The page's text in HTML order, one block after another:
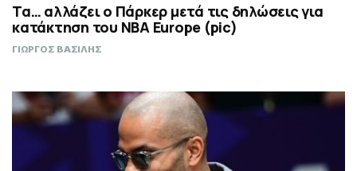
Τα… αλλάζει ο Πάρκερ μετά τις δηλώσεις για
κατάκτηση του ΝΒΑ Europe (pic)
ΓΙΩΡΓΟΣ ΒΑΣΙΛΗΣ